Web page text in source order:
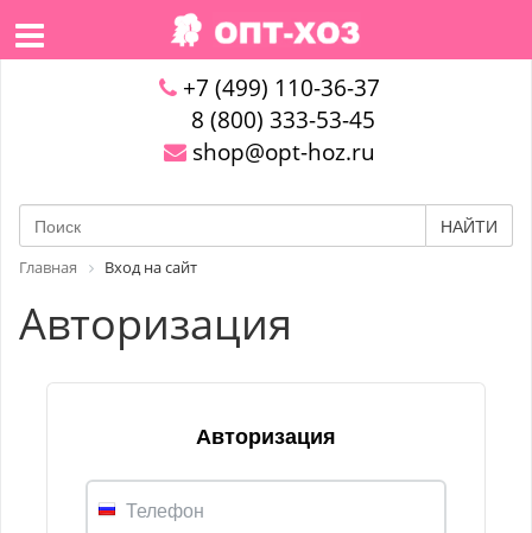
+7 (499) 110-36-37
8 (800) 333-53-45
shop@opt-hoz.ru
НАЙТИ
Главная Вход на сайт
Авторизация
Авторизация
Телефон